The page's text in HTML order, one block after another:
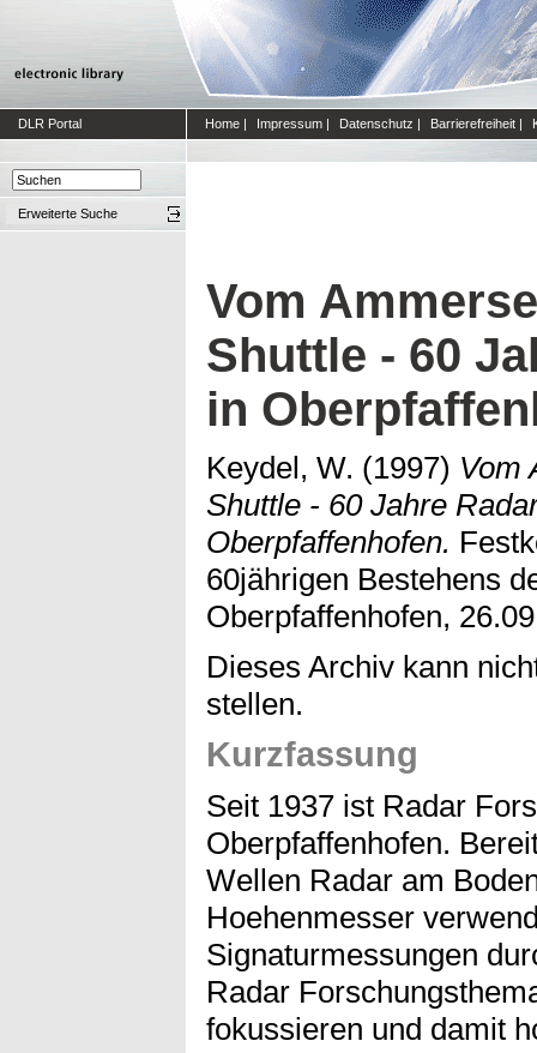
DLR Portal Home | Impressum | Datenschutz | Barrierefreiheit |
Erweiterte Suche
Vom
Shuttle - 60
in
Keydel, W. (1997) Vom
Shuttle - 60 Jahre
Oberpfaffenhofen.
60jährigen Bestehens
Oberpfaffenhofen,
Dieses Archiv kann
stellen.
Kurzfassung
Seit 1937 ist Radar
Oberpfaffenhofen.
Wellen Radar am
Hoehenmesser
Signaturmessungen
Radar
fokussieren und damit